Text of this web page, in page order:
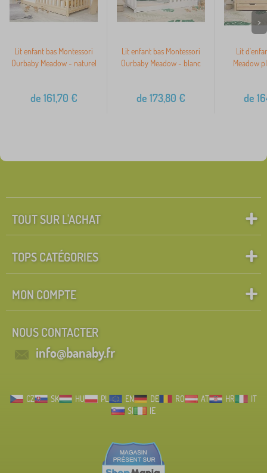
Lit enfant bas Montessori
Ourbaby Meadow - naturel
de 161,70 €
Lit enfant bas Montessori
Ourbaby Meadow - blanc
de 173,80 €
Lit
Meadow
de
>
TOUT SUR L'ACHAT
TOPS CATÉGORIES
MON COMPTE
NOUS CONTACTER
info@banaby.fr
CZ SK HU PL EN DE RO AT HR
IT
SI
IE